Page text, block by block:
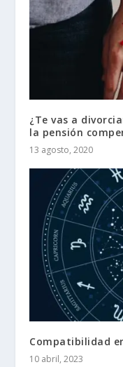
¿Te vas a
la pensión
13 agosto, 2020
Compatibilidad
10 abril, 2023